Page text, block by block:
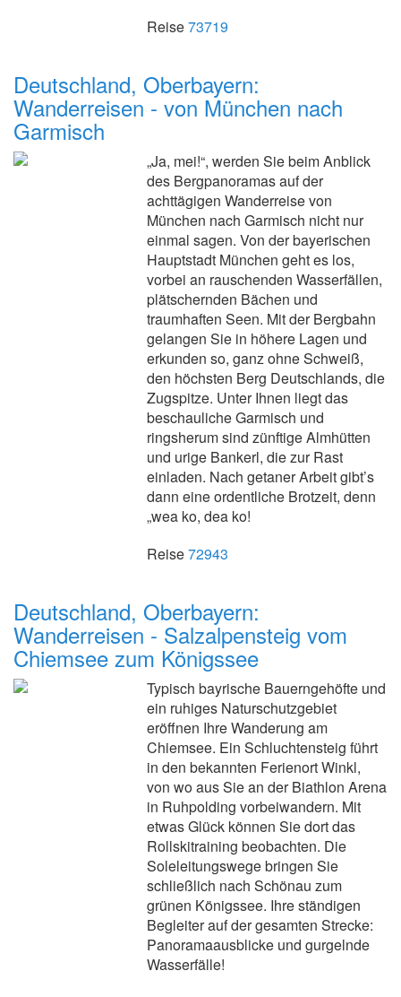
Reise73719
Deutschland, Oberbayern:
Wanderreisen - von München nach
Garmisch
„Ja, mei!“, werden Sie beim Anblick
des Bergpanoramas auf der
achttägigen Wanderreise von
München nach Garmisch nicht nur
einmal sagen. Von der bayerischen
Hauptstadt München geht es los,
vorbei an rauschenden Wasserfällen,
plätschernden Bächen und
traumhaften Seen. Mit der Bergbahn
gelangen Sie in höhere Lagen und
erkunden so, ganz ohne Schweiß,
den höchsten Berg Deutschlands, die
Zugspitze. Unter Ihnen liegt das
beschauliche Garmisch und
ringsherum sind zünftige Almhütten
und urige Bankerl, die zur Rast
einladen. Nach getaner Arbeit gibt’s
dann eine ordentliche Brotzeit, denn
„wea ko, dea ko!
Reise72943
Deutschland, Oberbayern:
Wanderreisen - Salzalpensteig vom
Chiemsee zum Königssee
Typisch bayrische Bauerngehöfte und
ein ruhiges Naturschutzgebiet
eröffnen Ihre Wanderung am
Chiemsee. Ein Schluchtensteig führt
in den bekannten Ferienort Winkl,
von wo aus Sie an der Biathlon Arena
in Ruhpolding vorbeiwandern. Mit
etwas Glück können Sie dort das
Rollskitraining beobachten. Die
Soleleitungswege bringen Sie
schließlich nach Schönau zum
grünen Königssee. Ihre ständigen
Begleiter auf der gesamten Strecke:
Panoramaausblicke und gurgelnde
Wasserfälle!